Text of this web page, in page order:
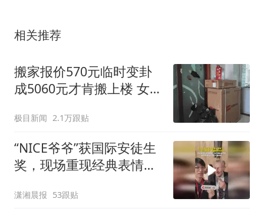
相关推荐
搬家报价570元临时变卦
成5060元才肯搬上楼 女子
极目新闻 2.1万跟贴
“NICE爷爷”获国际安徒生
奖，现场重现经典表情
潇湘晨报 53跟贴